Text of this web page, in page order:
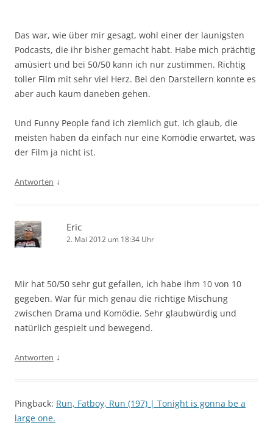
Das war, wie über mir gesagt, wohl einer der launigsten
Podcasts, die ihr bisher gemacht habt. Habe mich prächtig
amüsiert und bei 50/50 kann ich nur zustimmen. Richtig
toller Film mit sehr viel Herz. Bei den Darstellern konnte es
aber auch kaum daneben gehen.
Und Funny People fand ich ziemlich gut. Ich glaub, die
meisten haben da einfach nur eine Komödie erwartet, was
der Film ja nicht ist.
Antworten ↓
Eric
2. Mai 2012 um 18:34 Uhr
Mir hat 50/50 sehr gut gefallen, ich habe ihm 10 von 10
gegeben. War für mich genau die richtige Mischung
zwischen Drama und Komödie. Sehr glaubwürdig und
natürlich gespielt und bewegend.
Antworten ↓
Pingback: Run, Fatboy, Run (197) | Tonight is gonna be a
large one.